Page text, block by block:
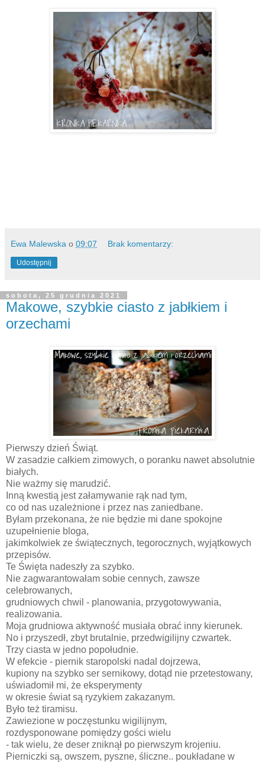
Ewa Malewska o 09:07 Brak komentarzy:
Udostępnij
sobota, 25 grudnia 2021
Makowe, szybkie ciasto z jabłkiem i
orzechami
Pierwszy dzień Świąt.
W zasadzie całkiem zimowych, o poranku nawet absolutnie
białych.
Nie ważmy się marudzić.
Inną kwestią jest załamywanie rąk nad tym,
co od nas uzależnione i przez nas zaniedbane.
Byłam przekonana, że nie będzie mi dane spokojne
uzupełnienie bloga,
jakimkolwiek ze świątecznych, tegorocznych, wyjątkowych
przepisów.
Te Święta nadeszły za szybko.
Nie zagwarantowałam sobie cennych, zawsze
celebrowanych,
grudniowych chwil - planowania, przygotowywania,
realizowania.
Moja grudniowa aktywność musiała obrać inny kierunek.
No i przyszedł, zbyt brutalnie, przedwigilijny czwartek.
Trzy ciasta w jedno popołudnie.
W efekcie - piernik staropolski nadal dojrzewa,
kupiony na szybko ser sernikowy, dotąd nie przetestowany,
uświadomił mi, że eksperymenty
w okresie świat są ryzykiem zakazanym.
Było też tiramisu.
Zawiezione w poczęstunku wigilijnym,
rozdysponowane pomiędzy gości wielu
- tak wielu, że deser zniknął po pierwszym krojeniu.
Pierniczki są, owszem, pyszne, śliczne.. poukładane w